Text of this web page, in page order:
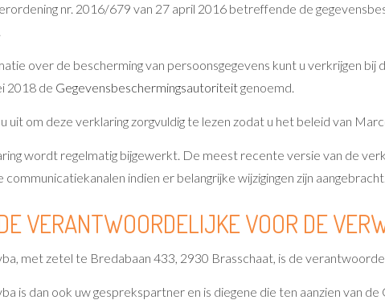
nr. 2016/679 van 27 april 2016 betreffende de
over de bescherming van persoonsgegevens kunt u verkrijgen
2018 de Gegevensbeschermingsautoriteitgenoemd.
uit om deze verklaring zorgvuldig te lezen zodat u het beleid van
wordt regelmatig bijgewerkt. De meest recente versie van de
communicatiekanalen indien er belangrijke wijzigingen zijn aangebracht.
VERANTWOORDELIJKE VOOR DE
met zetel te Bredabaan 433, 2930 Brasschaat, is de
is dan ook uw gesprekspartner en is diegene die ten aanzien van